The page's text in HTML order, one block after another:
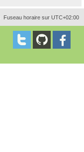
Fuseau horaire sur UTC+02:00